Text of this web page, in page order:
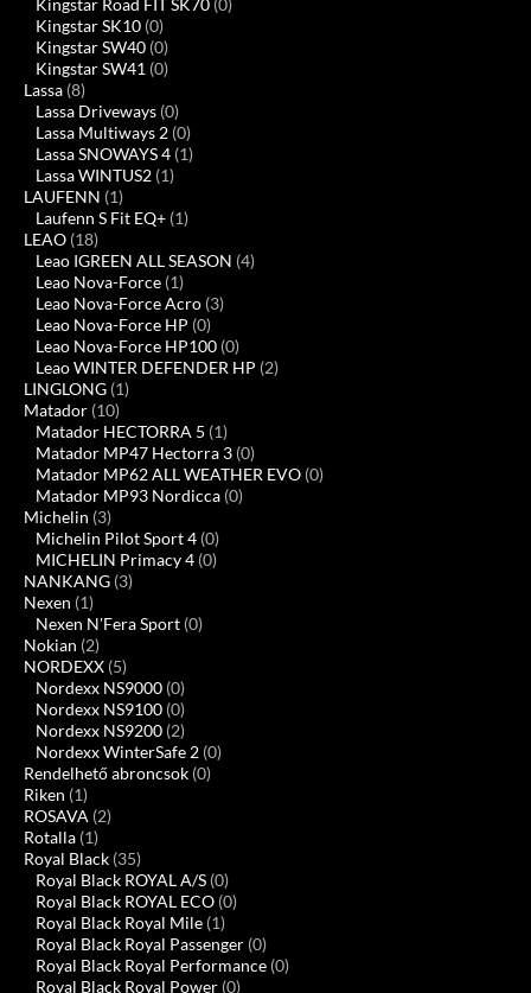
Kingstar Road FIT SK70 (0)
Kingstar SK10 (0)
Kingstar SW40 (0)
Kingstar SW41 (0)
Lassa (8)
Lassa Driveways (0)
Lassa Multiways 2 (0)
Lassa SNOWAYS 4 (1)
Lassa WINTUS2 (1)
LAUFENN (1)
Laufenn S Fit EQ+ (1)
LEAO (18)
Leao IGREEN ALL SEASON (4)
Leao Nova-Force (1)
Leao Nova-Force Acro (3)
Leao Nova-Force HP (0)
Leao Nova-Force HP100 (0)
Leao WINTER DEFENDER HP (2)
LINGLONG (1)
Matador (10)
Matador HECTORRA 5 (1)
Matador MP47 Hectorra 3 (0)
Matador MP62 ALL WEATHER EVO (0)
Matador MP93 Nordicca (0)
Michelin (3)
Michelin Pilot Sport 4 (0)
MICHELIN Primacy 4 (0)
NANKANG (3)
Nexen (1)
Nexen N'Fera Sport (0)
Nokian (2)
NORDEXX (5)
Nordexx NS9000 (0)
Nordexx NS9100 (0)
Nordexx NS9200 (2)
Nordexx WinterSafe 2 (0)
Rendelhető abroncsok (0)
Riken (1)
ROSAVA (2)
Rotalla (1)
Royal Black (35)
Royal Black ROYAL A/S (0)
Royal Black ROYAL ECO (0)
Royal Black Royal Mile (1)
Royal Black Royal Passenger (0)
Royal Black Royal Performance (0)
Royal Black Royal Power (0)